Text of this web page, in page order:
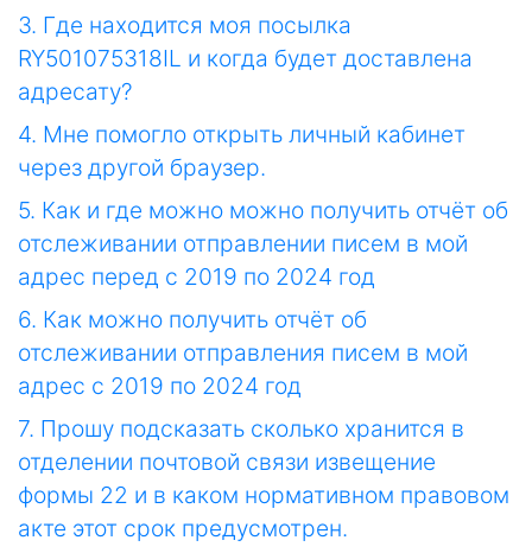
3. Где находится моя посылка
RY501075318IL и когда будет доставлена
адресату?
4. Мне помогло открыть личный кабинет
через другой браузер.
5. Как и где можно можно получить отчёт об
отслеживании отправлении писем в мой
адрес перед с 2019 по 2024 год
6. Как можно получить отчёт об
отслеживании отправления писем в мой
адрес с 2019 по 2024 год
7. Прошу подсказать сколько хранится в
отделении почтовой связи извещение
формы 22 и в каком нормативном правовом
акте этот срок предусмотрен.